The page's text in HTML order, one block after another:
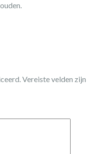
Vereiste velden zijn